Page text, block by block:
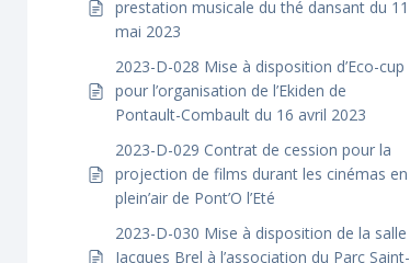
prestation musicale du thé dansant du 11
mai 2023
2023-D-028 Mise à disposition d’Eco-cup
pour l’organisation de l’Ekiden de
Pontault-Combault du 16 avril 2023
2023-D-029 Contrat de cession pour la
projection de films durant les cinémas en
plein’air de Pont’O l’Eté
2023-D-030 Mise à disposition de la salle
Jacques Brel à l’association du Parc Saint-